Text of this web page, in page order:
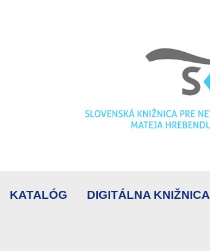
KATALÓG DIGITÁLNA KNIŽNICA